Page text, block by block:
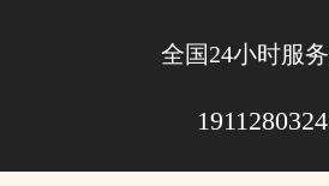
全国24小时服